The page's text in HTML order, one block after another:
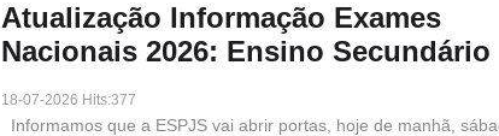
Atualização Informação Exames
Nacionais 2026: Ensino Secundário
18-07-2026 Hits:377
Informamos que a ESPJS vai abrir portas, hoje de manhã,